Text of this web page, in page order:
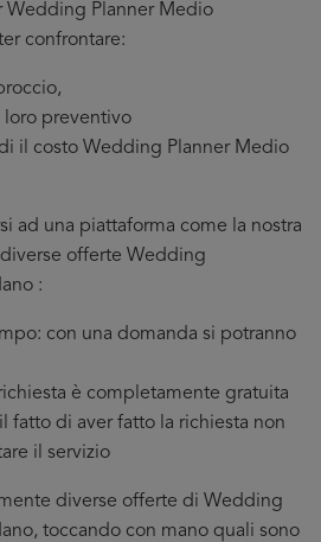
Wedding Planner Medio
confrontare:
loro preventivo
il costo Wedding Planner Medio
ad una piattaforma come la nostra
offerte Wedding
:
con una domanda si potranno
è completamente gratuita
fatto di aver fatto la richiesta non
il servizio
diverse offerte di Wedding
toccando con mano quali sono